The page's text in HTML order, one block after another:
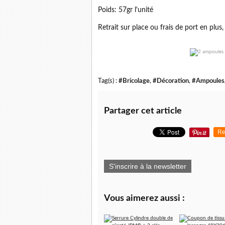
Poids: 57gr l'unité
Retrait sur place ou frais de port en plus,
Tag(s) : #Bricolage, #Décoration, #Ampoules
Partager cet article
S'inscrire à la newsletter
Vous aimerez aussi :